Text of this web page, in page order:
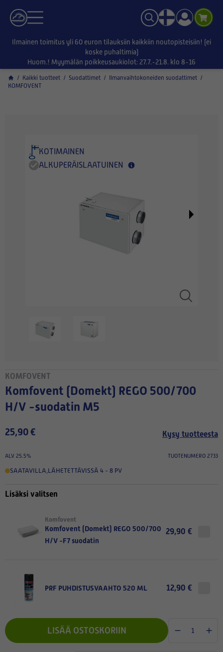
Ilmainen toimitus yli 60 euron tilauksiin kaikkiin noutopisteisiin! (ei
koske puhaltimia)
Huom.! Myymälän poikkeusaukiolot: 27.7.-21.8. klo 8-16
/ Kaikki tuotteet / Suodattimet / Ilmanvaihtokoneiden suodattimet /
KOMFOVENT
KOTIMAINEN
ALKUPERÄISLAATUINEN
KOMFOVENT
Komfovent (Domekt) REGO 500/700
H/V -suodatin M5
25,90 € Kysy tuotteesta
ALV 25.5% TUOTENUMERO 2733
SAATAVILLA,LÄHETETTÄVISSÄ 4 - 8 PV
Lisäksi valitsen
Komfovent
Komfovent (Domekt) REGO 500/700
H/V -F7 suodatin
29,90 €
PRF PUHDISTUSVAAHTO 520 ML 12,90 €
LISÄÄ OSTOSKORIIN